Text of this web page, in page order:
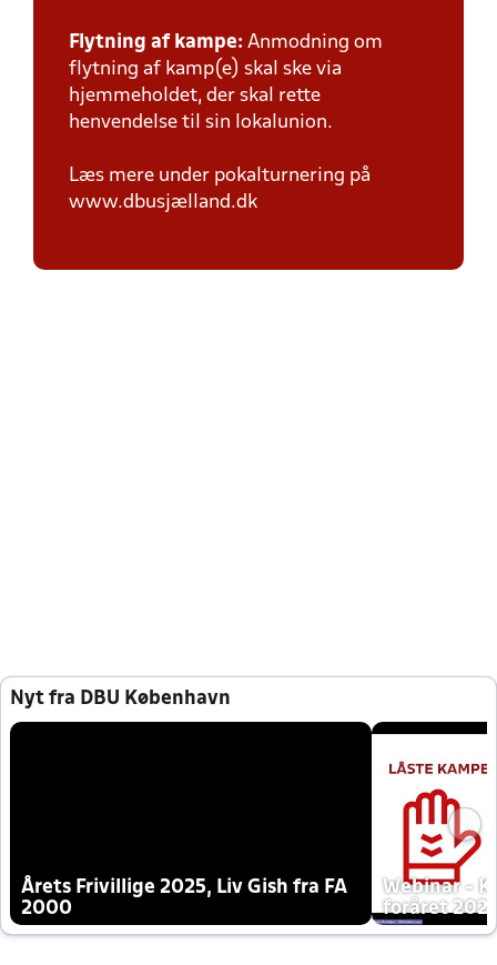
Flytning af kampe: Anmodning om
flytning af kamp(e) skal ske via
hjemmeholdet, der skal rette
henvendelse til sin lokalunion.
Læs mere under pokalturnering på
www.dbusjælland.dk
Nyt fra DBU København
Årets Frivillige 2025, Liv Gish fra FA
2000
Webinar -
foråret